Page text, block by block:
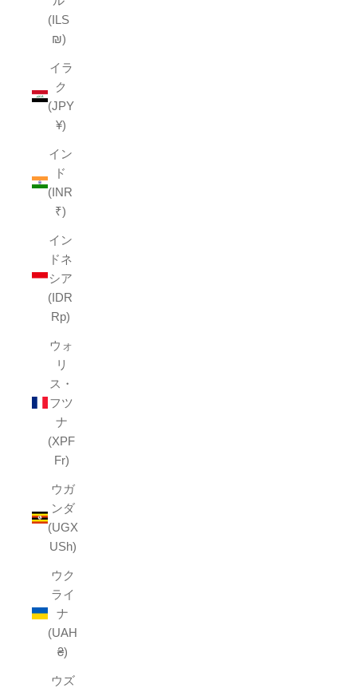
(ILS
₪)
イラ
ク
(JPY
¥)
イン
ド
(INR
₹)
イン
ドネ
シア
(IDR
Rp)
ウォ
リ
ス・
フツ
ナ
(XPF
Fr)
ウガ
ンダ
(UGX
USh)
ウク
ライ
ナ
(UAH
₴)
ウズ